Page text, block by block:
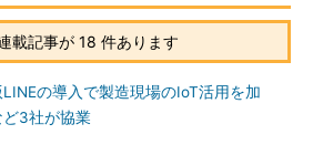
載記事が 18 件あります
LINEの導入で製造現場のIoT活用を加
3社が協業